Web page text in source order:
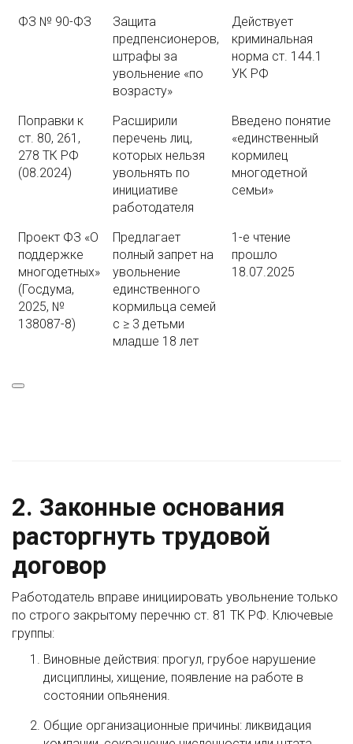
ФЗ № 90-ФЗ
Защита
предпенсионеров,
штрафы за
увольнение «по
возрасту»
Действует
криминальная
норма ст. 144.1
УК РФ
Поправки к
ст. 80, 261,
278 ТК РФ
(08.2024)
Расширили
перечень лиц,
которых нельзя
увольнять по
инициативе
работодателя
Введено понятие
«единственный
кормилец
многодетной
семьи»
Проект ФЗ «О
поддержке
многодетных»
(Госдума,
2025, №
138087-8)
Предлагает
полный запрет на
увольнение
единственного
кормильца семей
с ≥ 3 детьми
младше 18 лет
1-е чтение
прошло
18.07.2025
2. Законные основания
расторгнуть трудовой
договор
Работодатель вправе инициировать увольнение только
по строго закрытому перечню ст. 81 ТК РФ. Ключевые
группы:
Виновные действия: прогул, грубое нарушение
дисциплины, хищение, появление на работе в
состоянии опьянения.
Общие организационные причины: ликвидация